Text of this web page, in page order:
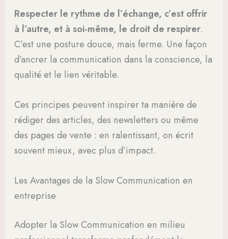
Respecter le rythme de l’échange, c’est offrir
à l’autre, et à soi-même, le droit de respirer.
C’est une posture douce, mais ferme. Une façon
d’ancrer la communication dans la conscience, la
qualité et le lien véritable.
Ces principes peuvent inspirer ta manière de
rédiger des articles, des newsletters ou même
des pages de vente : en ralentissant, on écrit
souvent mieux, avec plus d’impact.
Les Avantages de la Slow Communication en
entreprise
Adopter la Slow Communication en milieu